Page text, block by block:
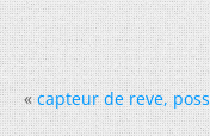
« capteur de reve,